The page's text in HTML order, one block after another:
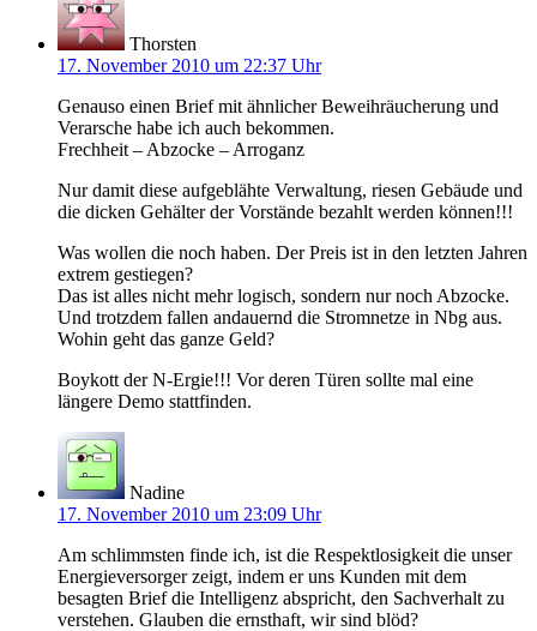
Thorsten
17. November 2010 um 22:37 Uhr
Genauso einen Brief mit ähnlicher Beweihräucherung und
Verarsche habe ich auch bekommen.
Frechheit – Abzocke – Arroganz
Nur damit diese aufgeblähte Verwaltung, riesen Gebäude und
die dicken Gehälter der Vorstände bezahlt werden können!!!
Was wollen die noch haben. Der Preis ist in den letzten Jahren
extrem gestiegen?
Das ist alles nicht mehr logisch, sondern nur noch Abzocke.
Und trotzdem fallen andauernd die Stromnetze in Nbg aus.
Wohin geht das ganze Geld?
Boykott der N-Ergie!!! Vor deren Türen sollte mal eine
längere Demo stattfinden.
Nadine
17. November 2010 um 23:09 Uhr
Am schlimmsten finde ich, ist die Respektlosigkeit die unser
Energieversorger zeigt, indem er uns Kunden mit dem
besagten Brief die Intelligenz abspricht, den Sachverhalt zu
verstehen. Glauben die ernsthaft, wir sind blöd?